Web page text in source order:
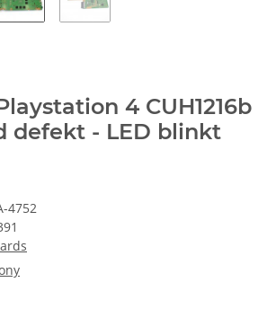
4 CUH1216b
defekt - LED blinkt
4752